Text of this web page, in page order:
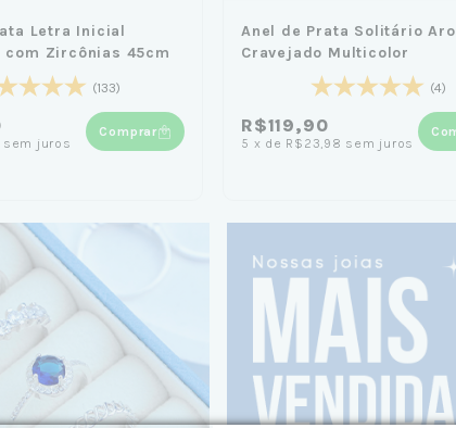
Letra Inicial
com Zircônias 45cm
(133)
sem juros
Comprar
Anel de Prata Solitário Aro
Cravejado Multicolor
(4)
R$119,90
5 x de R$23,98 sem juros